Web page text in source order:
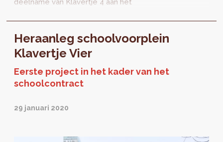
deelname van Klavertje 4 aan het
Heraanleg schoolvoorplein
Klavertje Vier
Eerste project in het kader van het
schoolcontract
29 januari 2020